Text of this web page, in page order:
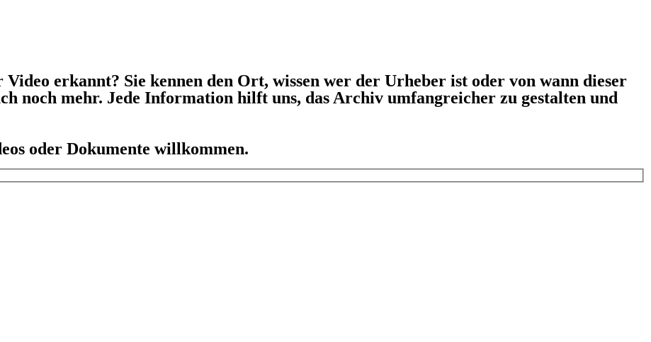
Video erkannt? Sie kennen den Ort, wissen wer der Urheber ist oder von wann dieser
noch mehr. Jede Information hilft uns, das Archiv umfangreicher zu gestalten und
oder Dokumente willkommen.